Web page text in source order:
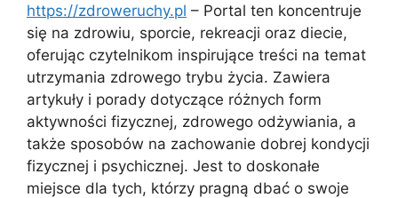
https://zdroweruchy.pl – Portal ten koncentruje
się na zdrowiu, sporcie, rekreacji oraz diecie,
oferując czytelnikom inspirujące treści na temat
utrzymania zdrowego trybu życia. Zawiera
artykuły i porady dotyczące różnych form
aktywności fizycznej, zdrowego odżywiania, a
także sposobów na zachowanie dobrej kondycji
fizycznej i psychicznej. Jest to doskonałe
miejsce dla tych, którzy pragną dbać o swoje